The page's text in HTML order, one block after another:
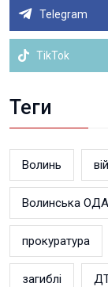
Telegram
TikTok
Теги
Волинь
Волинська ОДА
прокуратура
загиблі